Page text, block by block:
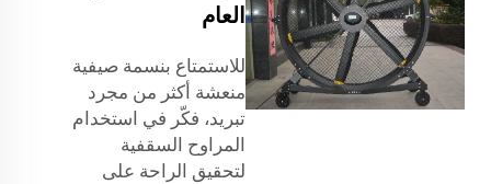
العام
للاستمتاع بنسمة صيفية
منعشة أكثر من مجرد
تبريد، فكّر في استخدام
المراوح السقفية
لتحقيق الراحة على